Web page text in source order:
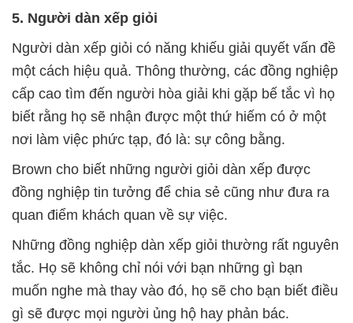
5. Người dàn xếp giỏi
Người dàn xếp giỏi có năng khiếu giải quyết vấn đề
một cách hiệu quả. Thông thường, các đồng nghiệp
cấp cao tìm đến người hòa giải khi gặp bế tắc vì họ
biết rằng họ sẽ nhận được một thứ hiếm có ở một
nơi làm việc phức tạp, đó là: sự công bằng.
Brown cho biết những người giỏi dàn xếp được
đồng nghiệp tin tưởng để chia sẻ cũng như đưa ra
quan điểm khách quan về sự việc.
Những đồng nghiệp dàn xếp giỏi thường rất nguyên
tắc. Họ sẽ không chỉ nói với bạn những gì bạn
muốn nghe mà thay vào đó, họ sẽ cho bạn biết điều
gì sẽ được mọi người ủng hộ hay phản bác.